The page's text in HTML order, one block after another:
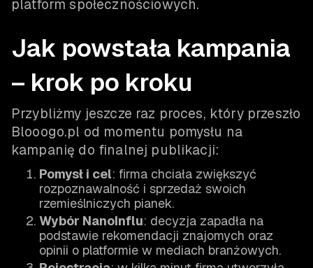
platform społecznościowych.
Jak powstała kampania
– krok po kroku
Przybliżmy jeszcze raz proces, który przeszło
Blooogo.pl od momentu pomysłu na
kampanię do finalnej publikacji:
Pomysł i cel: firma chciała zwiększyć
rozpoznawalność i sprzedaż swoich
rzemieślniczych pianek.
Wybór NanoInflu: decyzja zapadła na
podstawie rekomendacji znajomych oraz
opinii o platformie w mediach branżowych.